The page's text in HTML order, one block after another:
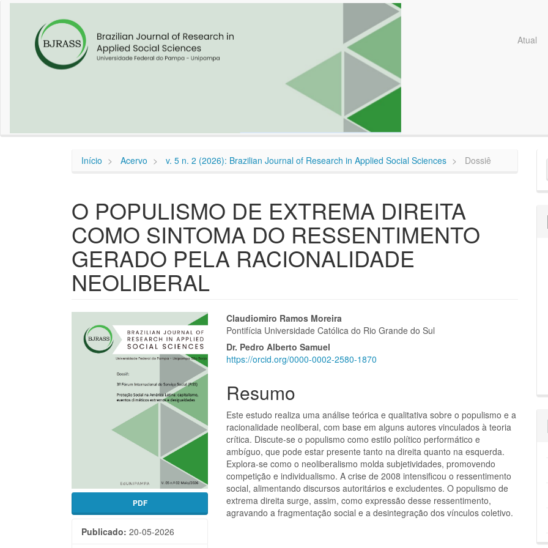
Navegação
Principal
Conteúdo
principal
Barra
Lateral
Atual
Início Acervo v. 5 n. 2 (2026): Brazilian Journal of Research in Applied Social Sciences Dossiê
O POPULISMO DE EXTREMA DIREITA
COMO SINTOMA DO RESSENTIMENTO
GERADO PELA RACIONALIDADE
NEOLIBERAL
Barra
lateral
artigos
PDF
Publicado: 20-05-2026
Conteúdo
do
artigo
principal
Claudiomiro Ramos Moreira
Pontifícia Universidade Católica do Rio Grande do Sul
Dr. Pedro Alberto Samuel
https://orcid.org/0000-0002-2580-1870
Resumo
Este estudo realiza uma análise teórica e qualitativa sobre o populismo e a
racionalidade neoliberal, com base em alguns autores vinculados à teoria
crítica. Discute-se o populismo como estilo político performático e
ambíguo, que pode estar presente tanto na direita quanto na esquerda.
Explora-se como o neoliberalismo molda subjetividades, promovendo
competição e individualismo. A crise de 2008 intensificou o ressentimento
social, alimentando discursos autoritários e excludentes. O populismo de
extrema direita surge, assim, como expressão desse ressentimento,
agravando a fragmentação social e a desintegração dos vínculos coletivo.